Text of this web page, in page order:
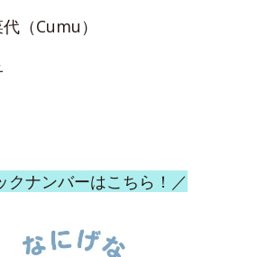
（Cumu）
クナンバーはこちら！／